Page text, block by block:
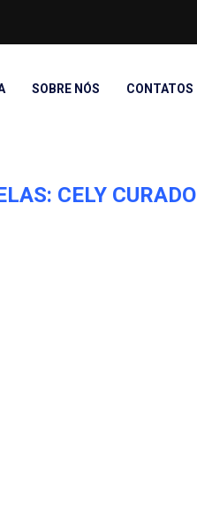
SOBRE NÓS CONTATOS
CELY CURADO